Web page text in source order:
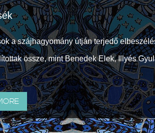
a szájhagyomány útján terjedő
össze, mint Benedek Elek, Illyés